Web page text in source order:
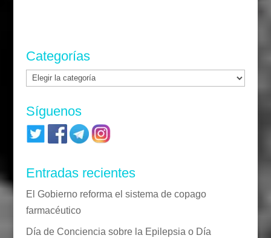
Categorías
Categorías
Síguenos
Entradas recientes
El Gobierno reforma el sistema de copago
farmacéutico
Día de Conciencia sobre la Epilepsia o Día